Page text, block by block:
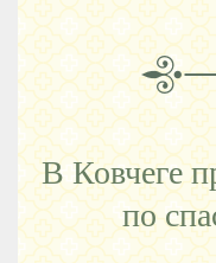
В Ковчеге
по